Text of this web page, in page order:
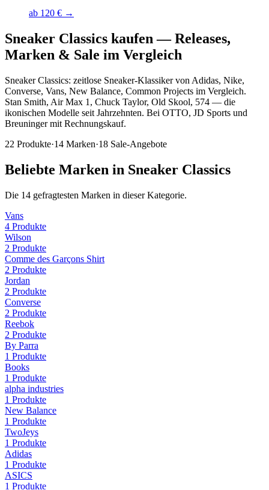
ab 120 € →
Sneaker Classics kaufen —Releases,
Marken & Sale im Vergleich
Sneaker Classics: zeitlose Sneaker-Klassiker von Adidas, Nike,
Converse, Vans, New Balance, Common Projects im Vergleich.
Stan Smith, Air Max 1, Chuck Taylor, Old Skool, 574 — die
ikonischen Modelle seit Jahrzehnten. Bei OTTO, JD Sports und
Breuninger mit Rechnungskauf.
22 Produkte·14 Marken·18 Sale-Angebote
Beliebte Marken in Sneaker Classics
Die 14 gefragtesten Marken in dieser Kategorie.
Vans
4 Produkte
Wilson
2 Produkte
Comme des Garçons Shirt
2 Produkte
Jordan
2 Produkte
Converse
2 Produkte
Reebok
2 Produkte
By Parra
1 Produkte
Books
1 Produkte
alpha industries
1 Produkte
New Balance
1 Produkte
TwoJeys
1 Produkte
Adidas
1 Produkte
ASICS
1 Produkte